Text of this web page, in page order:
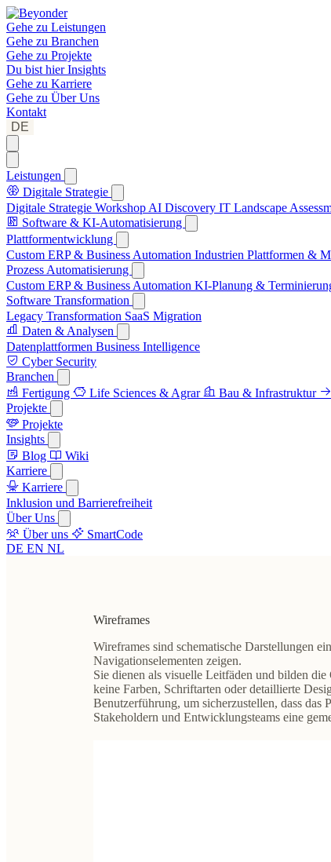
Gehe zu Leistungen
Gehe zu Branchen
Gehe zu Projekte
Du bist hierInsights
Gehe zu Karriere
Gehe zu Über Uns
Kontakt
DE
Leistungen
Digitale Strategie
Digitale Strategie Workshop AI Discovery IT Landscape
Software & KI-Automatisierung
Plattformentwicklung
Custom ERP & Business Automation Industrien Plattformen &
Prozess Automatisierung
Custom ERP & Business Automation KI-Planung &
Software Transformation
Legacy Transformation SaaS Migration
Daten & Analysen
Datenplattformen Business Intelligence
Cyber Security
Branchen
Fertigung
Life Sciences & Agrar Bau & Infrastruktur
Projekte
Projekte
Insights
Blog
Wiki
Karriere
Karriere
Inklusion und Barrierefreiheit
Über Uns
Über uns
SmartCode
DE EN NL
Wireframes
Wireframes sind schematische Darstellungen
Navigationselementen zeigen.
Sie dienen als visuelle Leitfäden und bilden die
keine Farben, Schriftarten oder detaillierte
Benutzerführung, um sicherzustellen, dass
Stakeholdern und Entwicklungsteams eine